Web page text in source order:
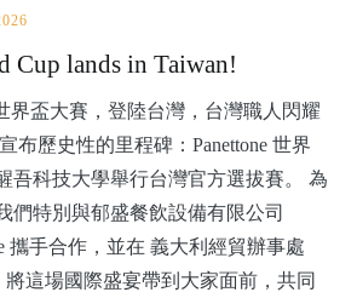
Cup lands in Taiwan!
界盃大賽，登陸台灣，台灣職人閃耀
布歷史性的里程碑：Panettone 世界
吾科技大學舉行台灣官方選拔賽。 為
們特別與郁盛餐飲設備有限公司
攜手合作，並在 義大利經貿辦事處
將這場國際盛宴帶到大家面前，共同